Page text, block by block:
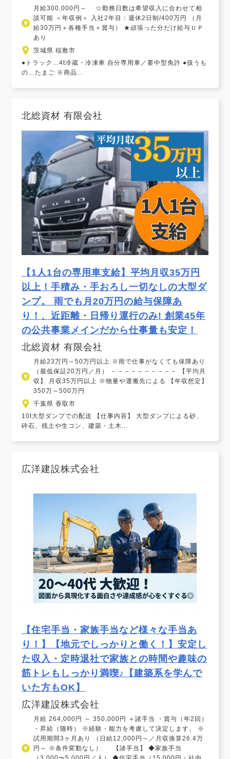
月給300,000円～ ☆勤務日数は希望収入に合わせて相
談可能 ＜年収例＞ 入社2年目：週休2日制/400万円 （月
給30万円＋各種手当＋賞与） ★頑張った分だけ給与ＵＰ
あり
茨城県 稲敷市
●トラック…4t冷蔵・冷凍車 自分専用車／要中型免許 ●扱うも
の…たまご ※商品...
北総資材 有限会社
【1人1台の専用車支給】平均月収35万円
以上！手積み・手おろし一切なしの大型ダ
ンプ。 雨でも月20万円の給与保障あ
り！、近距離・日帰り運行のみ! 創業45年
の公共事業メインだから仕事量も安定！
北総資材 有限会社
月給23万円～50万円以上 ※雨で仕事がなくても保障あり
（最低保証20万円／月） －－－－－－－－－－ 【平均月
収】 月収35万円以上 ※物量や運搬先による 【年収想定】
350万～500万円
千葉県 香取市
10t大型ダンプでの配送 【仕事内容】 大型ダンプによる砂、
砕石、残土や生コン、建築・土木...
広洋建設株式会社
【住宅手当・家族手当など様々な手当あ
り！】【地元でしっかりと働く！】安定し
た収入・定時退社で家族との時間や趣味の
筋トレもしっかり満喫♪【建築系を学んで
いた方もOK】
広洋建設株式会社
月給 264,000円 ～ 350,000円 ＋諸手当 ・賞与（年2回）
・昇給（随時） ※経験・能力を考慮して決定します。 ※
試用期間3ヶ月あり （日給12,000円～／月収換算26.4万
円～ ※条件変動なし） 【諸手当】 ◆家族手当